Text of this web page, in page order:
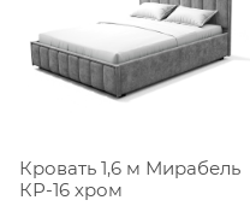
Кровать 1,6 м Мирабель
КР-16 хром